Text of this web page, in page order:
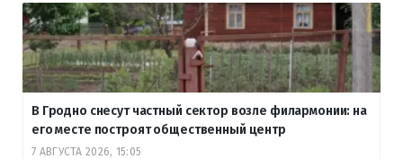
В Гродно снесут частный сектор возле филармонии: на
его месте построят общественный центр
7 АВГУСТА 2026, 15:05